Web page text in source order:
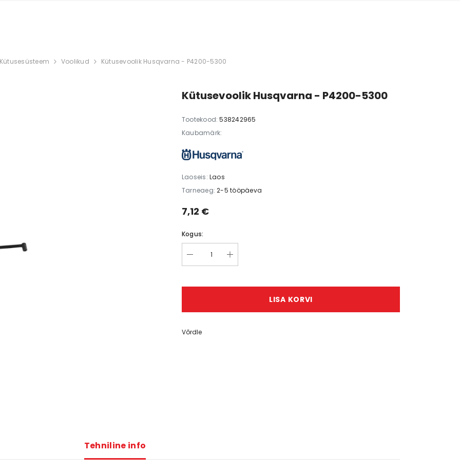
Kütusesüsteem Voolikud Kütusevoolik Husqvarna - P4200-5300
Kütusevoolik Husqvarna - P4200-5300
Tootekood: 538242965
Kaubamärk:
Laoseis: Laos
Tarneaeg: 2-5 tööpäeva
7,12 €
Kogus:
LISA KORVI
Võrdle
Tehniline info
310